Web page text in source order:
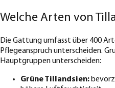
Welche Arten von
Die Gattung umfasst über 400
Pflegeanspruch unterscheiden.
Hauptgruppen unterscheiden:
Grüne Tillandsien: